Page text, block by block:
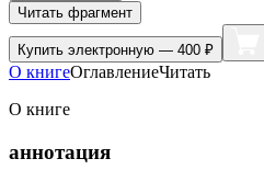
Читать фрагмент
Купить электронную — 400 ₽
О книгеОглавлениеЧитать
О книге
аннотация